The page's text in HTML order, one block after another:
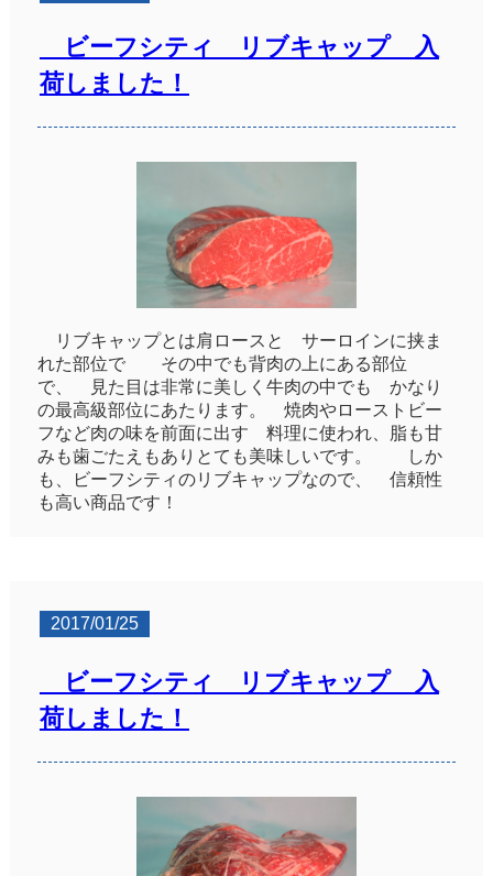
ビーフシティ リブキャップ 入
荷しました！
リブキャップとは肩ロースと サーロインに挟ま
れた部位で その中でも背肉の上にある部位
で、 見た目は非常に美しく牛肉の中でも かなり
の最高級部位にあたります。 焼肉やローストビー
フなど肉の味を前面に出す 料理に使われ、脂も甘
みも歯ごたえもありとても美味しいです。 しか
も、ビーフシティのリブキャップなので、 信頼性
も高い商品です！
2017/01/25
ビーフシティ リブキャップ 入
荷しました！